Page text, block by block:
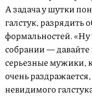
А задача у шутки
галстук, разрядить
формальностей. «Ну
собрании —
серьезные мужики,
очень
невидимого